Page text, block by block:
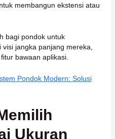
membangun ekstensi atau
bagi pondok untuk
jangka panjang mereka,
bawaan aplikasi.
Pondok Modern: Solusi
Ukuran